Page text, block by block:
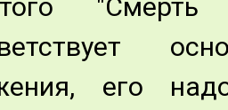
его